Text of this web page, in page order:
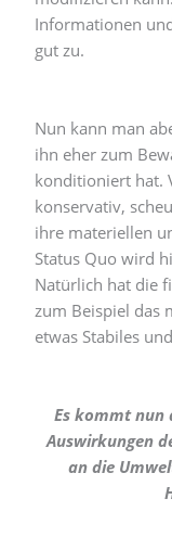
Informationen
gut zu.
Nun kann man
ihn eher zum
konditioniert hat.
konservativ,
ihre materiellen
Status Quo wird
Natürlich hat die
zum Beispiel das
etwas Stabiles
Es kommt nun
Auswirkungen
an die